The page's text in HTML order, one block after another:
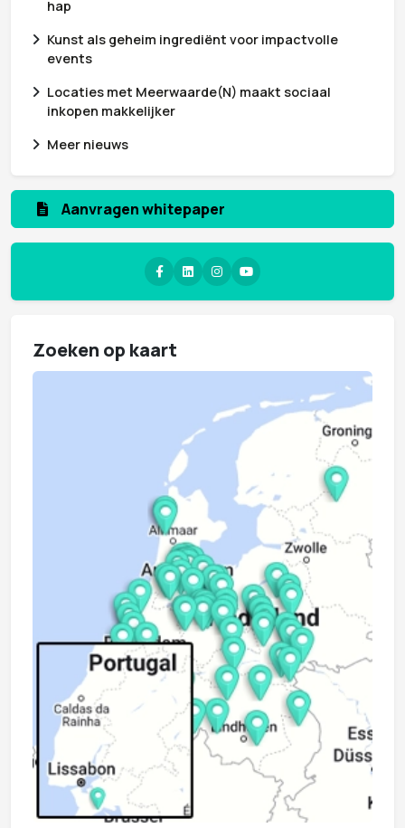
hap
Kunst als geheim ingrediënt voor impactvolle
events
Locaties met Meerwaarde(N) maakt sociaal
inkopen makkelijker
Meer nieuws
Aanvragen whitepaper
Zoeken op kaart